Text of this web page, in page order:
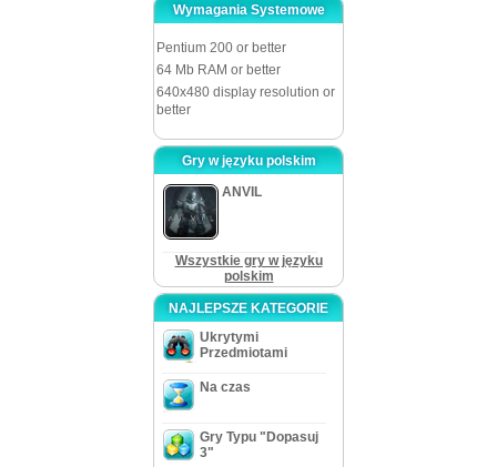
Wymagania Systemowe
Pentium 200 or better
64 Mb RAM or better
640x480 display resolution or
better
Gry w języku polskim
ANVIL
Wszystkie gry w języku
polskim
NAJLEPSZE KATEGORIE
Ukrytymi
Przedmiotami
Na czas
Gry Typu "Dopasuj
3"